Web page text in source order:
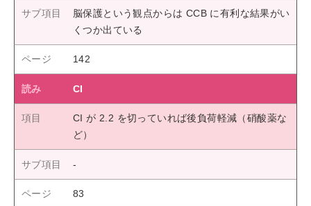
脳保護という観点からは CCB に有利な結果がい
くつか出ている
142
CI
CI が 2.2 を切っていれば後負荷軽減（硝酸薬な
ど）
83